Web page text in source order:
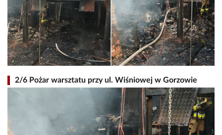
2/6 Pożar warsztatu przy ul. Wiśniowej w Gorzowie